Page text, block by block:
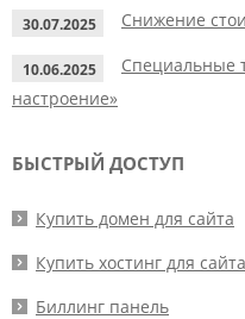
30.07.2025 Снижение
10.06.2025
Специальные
настроение»
БЫСТРЫЙ ДОСТУП
Купить домен для сайта
Купить хостинг для сайта
Биллинг панель